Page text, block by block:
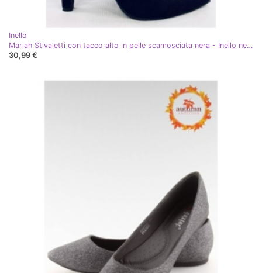
Inello
Mariah Stivaletti con tacco alto in pelle scamosciata nera - Inello nero
30,99 €